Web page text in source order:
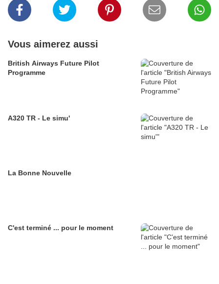
Vous aimerez aussi
British Airways Future Pilot
Programme
A320 TR - Le simu'
La Bonne Nouvelle
C'est terminé ... pour le moment